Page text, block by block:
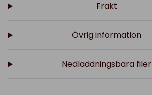
Frakt
Övrig information
Nedladdningsbara filer